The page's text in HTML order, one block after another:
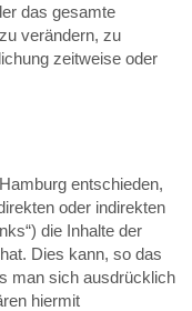
das gesamte
verändern, zu
zeitweise oder
entschieden,
oder indirekten
die Inhalte der
Dies kann, so das
man sich ausdrücklich
hiermit